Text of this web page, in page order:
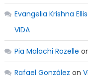
Evangelia Krishna
VIDA
Pia Malachi Rozelle
Rafael González on